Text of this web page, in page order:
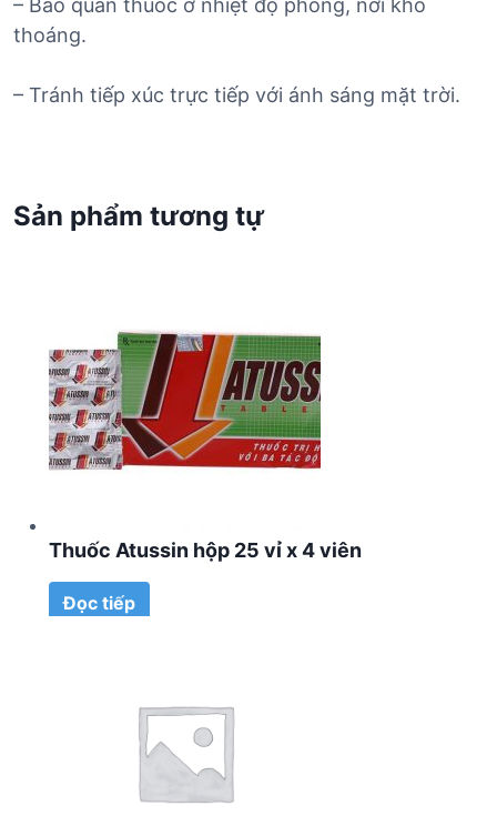
– Bảo quản thuốc ở nhiệt độ phòng, nơi khô
thoáng.
– Tránh tiếp xúc trực tiếp với ánh sáng mặt trời.
Sản phẩm tương tự
Thuốc Atussin hộp 25 vỉ x 4 viên
Đọc tiếp